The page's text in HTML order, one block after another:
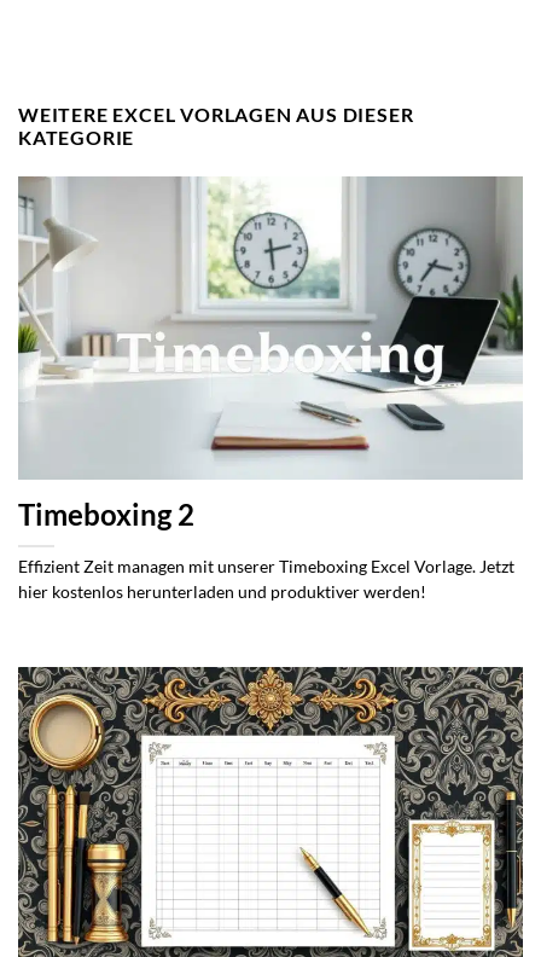
WEITERE EXCEL VORLAGEN AUS DIESER
KATEGORIE
Timeboxing 2
Effizient Zeit managen mit unserer Timeboxing Excel Vorlage. Jetzt
hier kostenlos herunterladen und produktiver werden!